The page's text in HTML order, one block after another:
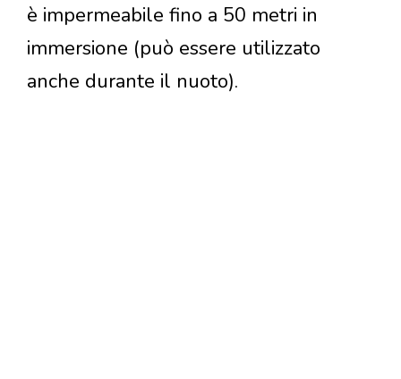
è impermeabile fino a 50 metri in
immersione (può essere utilizzato
anche durante il nuoto).